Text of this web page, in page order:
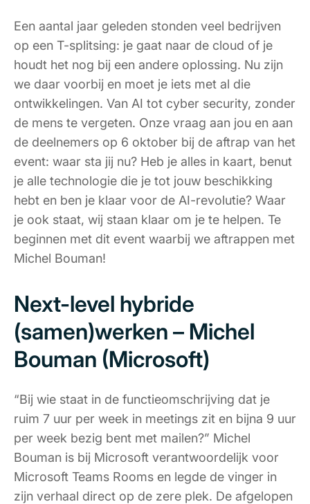
Een aantal jaar geleden stonden veel bedrijven
op een T-splitsing: je gaat naar de cloud of je
houdt het nog bij een andere oplossing. Nu zijn
we daar voorbij en moet je iets met al die
ontwikkelingen. Van AI tot cyber security, zonder
de mens te vergeten. Onze vraag aan jou en aan
de deelnemers op 6 oktober bij de aftrap van het
event: waar sta jij nu? Heb je alles in kaart, benut
je alle technologie die je tot jouw beschikking
hebt en ben je klaar voor de AI-revolutie? Waar
je ook staat, wij staan klaar om je te helpen. Te
beginnen met dit event waarbij we aftrappen met
Michel Bouman!
Next-level hybride
(samen)werken – Michel
Bouman (Microsoft)
“Bij wie staat in de functieomschrijving dat je
ruim 7 uur per week in meetings zit en bijna 9 uur
per week bezig bent met mailen?” Michel
Bouman is bij Microsoft verantwoordelijk voor
Microsoft Teams Rooms en legde de vinger in
zijn verhaal direct op de zere plek. De afgelopen